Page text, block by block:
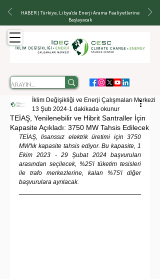
HABER | Türkiye, Libya'da Enerji Arama Faaliyetlerine
Başlayacak
TEİAŞ, Yenilenebilir ve Hibrit Santraller İçin
Kapasite Açıkladı: 3750 MW Tahsis Edilecek
İklim Değişikliği ve Enerji Çalışmaları Merkezi
13 Şub 2024 1 dakikada okunur
TEİAŞ, lisanssız elektrik üretimi için 3750
MW'lık kapasite tahsis ediyor. Bu kapasite, 1
Ekim 2023 - 29 Şubat 2024 başvuruları
arasından seçilecek, %25'i tüketim tesisleri
ile trafo merkezlerine, kalan %75'i diğer
başvurulara ayrılacak.